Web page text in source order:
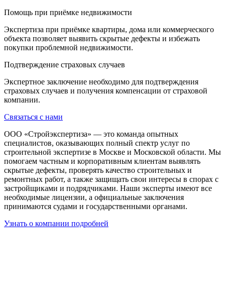
Помощь при приёмке недвижимости
Экспертиза при приёмке квартиры, дома или коммерческого
объекта позволяет выявить скрытые дефекты и избежать
покупки проблемной недвижимости.
Подтверждение страховых случаев
Экспертное заключение необходимо для подтверждения
страховых случаев и получения компенсации от страховой
компании.
Связаться с нами
ООО «Стройэкспертиза» — это команда опытных
специалистов, оказывающих полный спектр услуг по
строительной экспертизе в Москве и Московской области. Мы
помогаем частным и корпоративным клиентам выявлять
скрытые дефекты, проверять качество строительных и
ремонтных работ, а также защищать свои интересы в спорах с
застройщиками и подрядчиками. Наши эксперты имеют все
необходимые лицензии, а официальные заключения
принимаются судами и государственными органами.
Узнать о компании подробней